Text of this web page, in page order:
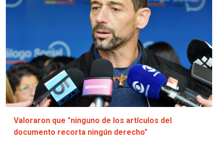
Valoraron que "ninguno de los artículos del
documento recorta ningún derecho"